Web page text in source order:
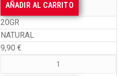
AÑADIR AL CARRITO
20GR
NATURAL
9,90 €